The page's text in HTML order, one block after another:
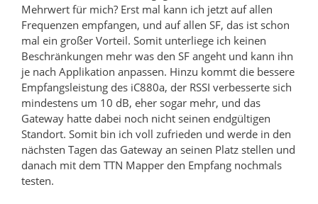
Mehrwert für mich? Erst mal kann ich jetzt auf allen
Frequenzen empfangen, und auf allen SF, das ist schon
mal ein großer Vorteil. Somit unterliege ich keinen
Beschränkungen mehr was den SF angeht und kann ihn
je nach Applikation anpassen. Hinzu kommt die bessere
Empfangsleistung des iC880a, der RSSI verbesserte sich
mindestens um 10 dB, eher sogar mehr, und das
Gateway hatte dabei noch nicht seinen endgültigen
Standort. Somit bin ich voll zufrieden und werde in den
nächsten Tagen das Gateway an seinen Platz stellen und
danach mit dem TTN Mapper den Empfang nochmals
testen.